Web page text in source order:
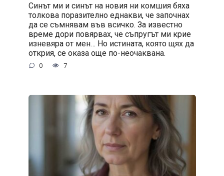
Синът ми и синът на новия ни комшия бяха
толкова поразително еднакви, че започнах
да се съмнявам във всичко. За известно
време дори повярвах, че съпругът ми крие
изневяра от мен… Но истината, която щях да
открия, се оказа още по-неочаквана.
0 7